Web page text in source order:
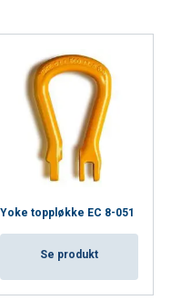
Yoke toppløkke EC 8-051
Se produkt
Unclassified